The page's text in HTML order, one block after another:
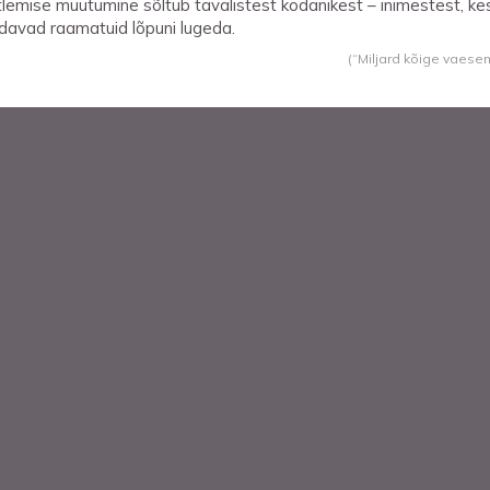
muutumine sõltub tavalistest kodanikest – inimestest,
raamatuid lõpuni lugeda.
(“Miljard kõige